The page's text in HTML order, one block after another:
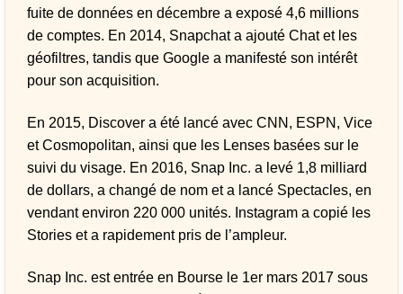
fuite de données en décembre a exposé 4,6 millions
de comptes. En 2014, Snapchat a ajouté Chat et les
géofiltres, tandis que Google a manifesté son intérêt
pour son acquisition.
En 2015, Discover a été lancé avec CNN, ESPN, Vice
et Cosmopolitan, ainsi que les Lenses basées sur le
suivi du visage. En 2016, Snap Inc. a levé 1,8 milliard
de dollars, a changé de nom et a lancé Spectacles, en
vendant environ 220 000 unités. Instagram a copié les
Stories et a rapidement pris de l’ampleur.
Snap Inc. est entrée en Bourse le 1er mars 2017 sous